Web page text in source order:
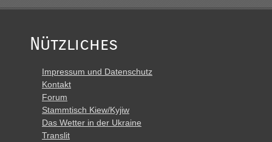
Nützliches
Impressum und Datenschutz
Kontakt
Forum
Stammtisch Kiew/Kyjiw
Das Wetter in der Ukraine
Translit